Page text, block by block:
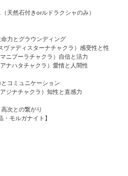
天然石付きorルドラクシャのみ）
力とグラウンディング
ヴァディスターナチャクラ）感受性と性
ニプーラチャクラ）自信と活力
ナハタチャクラ）愛情と人間性
コミュニケーション
ジナチャクラ）知性と直感力
次との繋がり
モルガナイト】